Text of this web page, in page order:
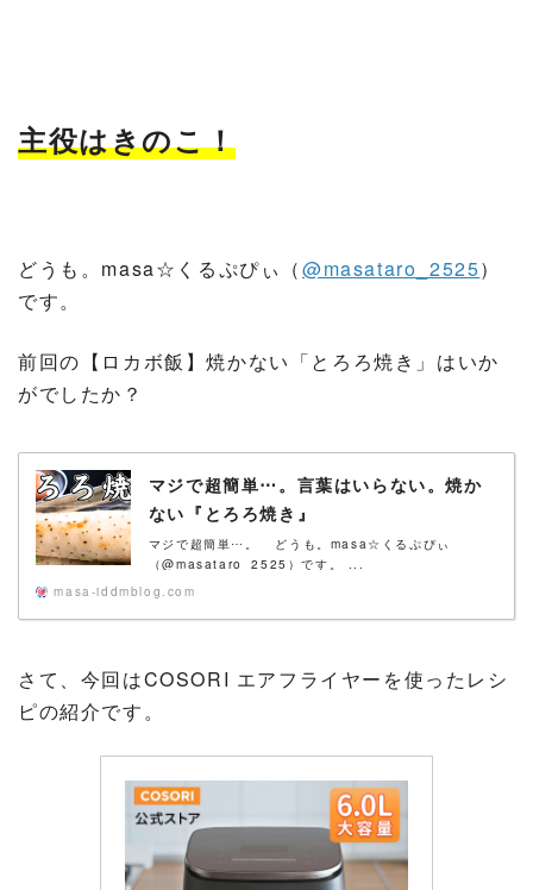
主役はきのこ！
どうも。masa☆くるぷぴぃ（@masataro_2525）
です。
前回の【ロカボ飯】焼かない「とろろ焼き」はいか
がでしたか？
マジで超簡単⋯。言葉はいらない。焼か
ない『とろろ焼き』
マジで超簡単⋯。 どうも。masa☆くるぷぴぃ
（@masataro_2525）です。 ...
masa-iddmblog.com
さて、今回はCOSORI エアフライヤーを使ったレシ
ピの紹介です。